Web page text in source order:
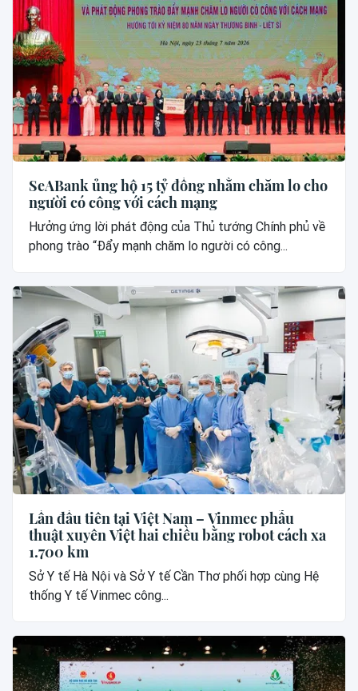
SeABank ủng hộ 15 tỷ đồng nhằm chăm lo cho
người có công với cách mạng
Hưởng ứng lời phát động của Thủ tướng Chính phủ về
phong trào “Đẩy mạnh chăm lo người có công...
Lần đầu tiên tại Việt Nam – Vinmec phẫu
thuật xuyên Việt hai chiều bằng robot cách xa
1.700 km
Sở Y tế Hà Nội và Sở Y tế Cần Thơ phối hợp cùng Hệ
thống Y tế Vinmec công...